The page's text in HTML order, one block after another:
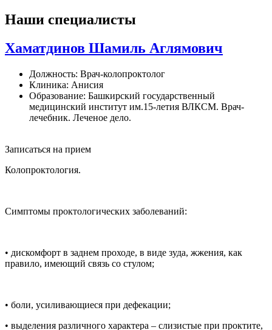
Наши специалисты
Хаматдинов Шамиль Аглямович
Должность: Врач-колопроктолог
Клиника: Анисия
Образование: Башкирский государственный
медицинский институт им.15-летия ВЛКСМ. Врач-
лечебник. Леченое дело.
Записаться на прием
Колопроктология.
Симптомы проктологических заболеваний:
• дискомфорт в заднем проходе, в виде зуда, жжения, как
правило, имеющий связь со стулом;
• боли, усиливающиеся при дефекации;
• выделения различного характера – слизистые при проктите,